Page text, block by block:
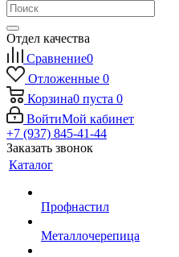
Отдел качества
Сравнение0
Отложенные 0
Корзина0 пуста 0
ВойтиМой кабинет
+7 (937) 845-41-44
Заказать звонок
Каталог
Профнастил
Металлочерепица